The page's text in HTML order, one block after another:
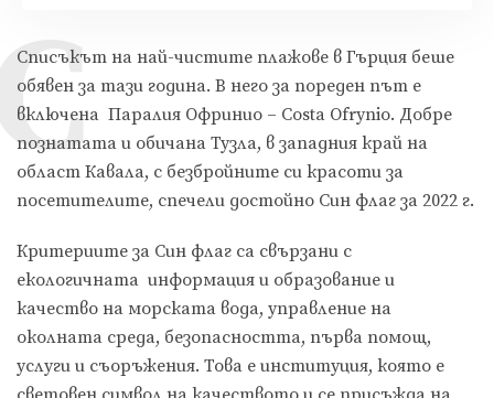
Списъкът на най-чистите плажове в Гърция беше
обявен за тази година. В него за пореден път е
включена Паралия Офринио – Costa Ofrynio. Добре
познатата и обичана Тузла, в западния край на
област Кавала, с безбройните си красоти за
посетителите, спечели достойно Син флаг за 2022 г.
Критериите за Син флаг са свързани с
екологичната информация и образование и
качество на морската вода, управление на
околната среда, безопасността, първа помощ,
услуги и съоръжения. Това е институция, която е